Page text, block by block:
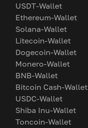
USDT-Wallet
Ethereum-Wallet
Solana-Wallet
Litecoin-Wallet
Dogecoin-Wallet
Monero-Wallet
BNB-Wallet
Bitcoin Cash-Wallet
USDC-Wallet
Shiba Inu-Wallet
Toncoin-Wallet